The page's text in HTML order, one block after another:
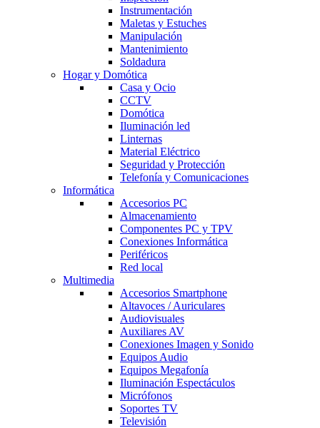
Instrumentación
Maletas y Estuches
Manipulación
Mantenimiento
Soldadura
Hogar y Domótica
Casa y Ocio
CCTV
Domótica
Iluminación led
Linternas
Material Eléctrico
Seguridad y Protección
Telefonía y Comunicaciones
Informática
Accesorios PC
Almacenamiento
Componentes PC y TPV
Conexiones Informática
Periféricos
Red local
Multimedia
Accesorios Smartphone
Altavoces / Auriculares
Audiovisuales
Auxiliares AV
Conexiones Imagen y Sonido
Equipos Audio
Equipos Megafonía
Iluminación Espectáculos
Micrófonos
Soportes TV
Televisión